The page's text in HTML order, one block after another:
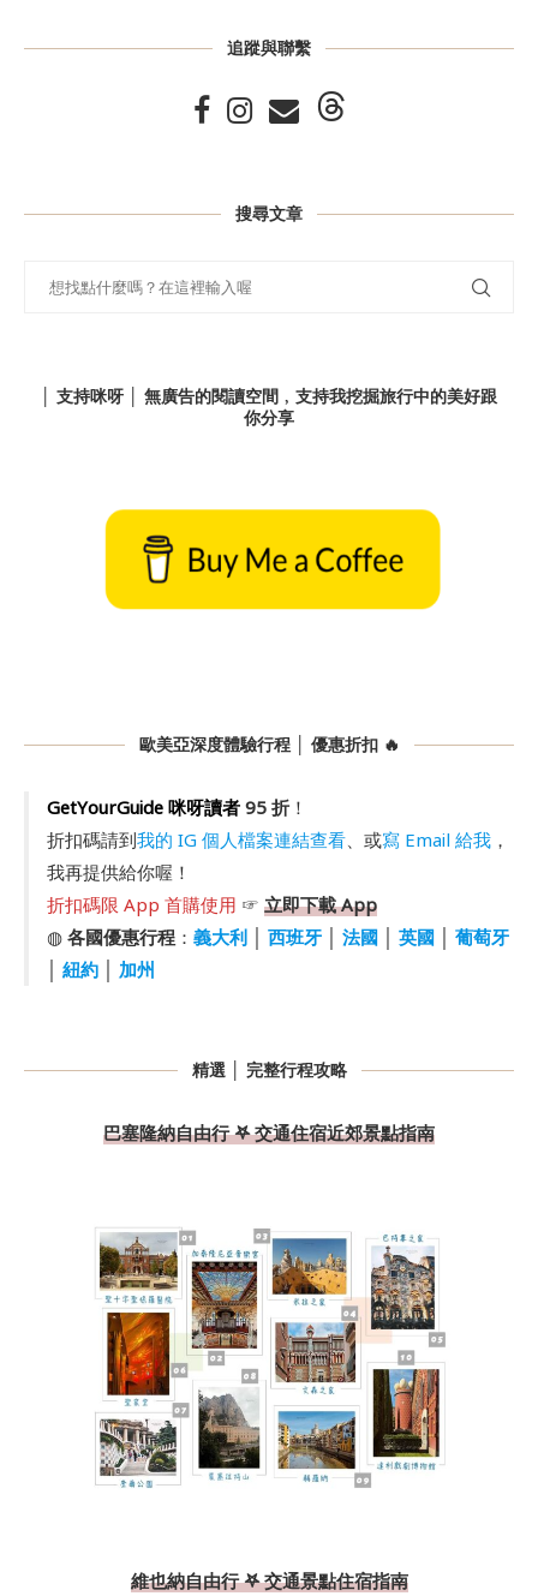
追蹤與聯繫
搜尋文章
│ 支持咪呀 │ 無廣告的閱讀空間﹐支持我挖掘旅行中的美好跟
你分享
歐美亞深度體驗行程 │ 優惠折扣 🔥
GetYourGuide 咪呀讀者95 折！
折扣碼請到我的 IG 個人檔案連結查看、或寫 Email 給我，
我再提供給你喔！
折扣碼限 App 首購使用 ☞ 立即下載 App
◍ 各國優惠行程： 義大利│ 西班牙│ 法國│ 英國│ 葡萄牙
紐約│ 加州
精選 │ 完整行程攻略
巴塞隆納自由行 𖤐 交通住宿近郊景點指南
維也納自由行 𖤐 交通景點住宿指南